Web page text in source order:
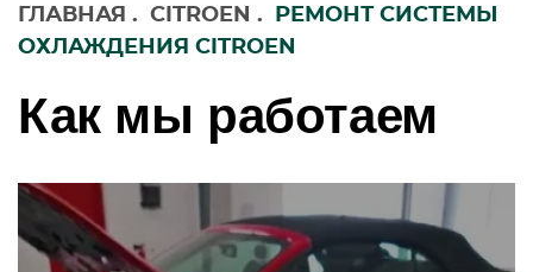
ГЛАВНАЯ . CITROEN .
РЕМОНТ СИСТЕМЫ
ОХЛАЖДЕНИЯ CITROEN
Как мы работаем